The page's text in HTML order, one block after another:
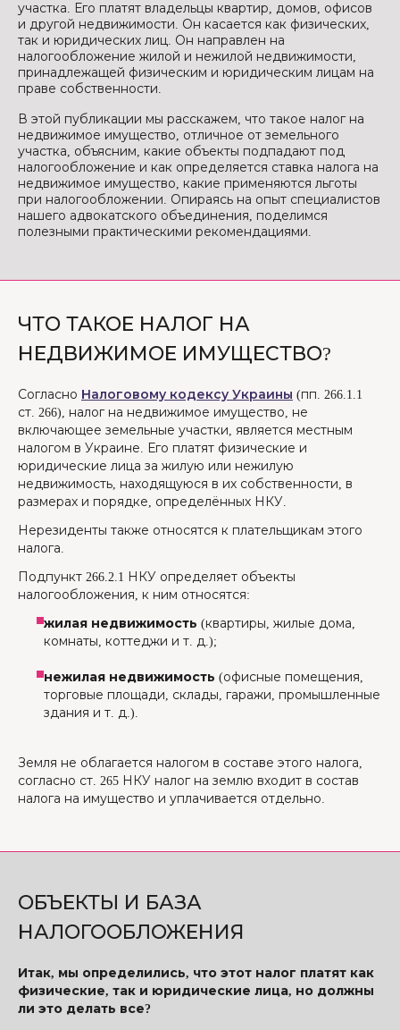
участка. Его платят владельцы квартир, домов, офисов
и другой недвижимости. Он касается как физических,
так и юридических лиц. Он направлен на
налогообложение жилой и нежилой недвижимости,
принадлежащей физическим и юридическим лицам на
праве собственности.
В этой публикации мы расскажем, что такое налог на
недвижимое имущество, отличное от земельного
участка, объясним, какие объекты подпадают под
налогообложение и как определяется ставка налога на
недвижимое имущество, какие применяются льготы
при налогообложении. Опираясь на опыт специалистов
нашего адвокатского объединения, поделимся
полезными практическими рекомендациями.
ЧТО ТАКОЕ НАЛОГ НА
НЕДВИЖИМОЕ ИМУЩЕСТВО?
Согласно Налоговому кодексу Украины (пп. 266.1.1
ст. 266), налог на недвижимое имущество, не
включающее земельные участки, является местным
налогом в Украине. Его платят физические и
юридические лица за жилую или нежилую
недвижимость, находящуюся в их собственности, в
размерах и порядке, определённых НКУ.
Нерезиденты также относятся к плательщикам этого
налога.
Подпункт 266.2.1 НКУ определяет объекты
налогообложения, к ним относятся:
жилая недвижимость (квартиры, жилые дома,
комнаты, коттеджи и т. д.);
нежилая недвижимость (офисные помещения,
торговые площади, склады, гаражи, промышленные
здания и т. д.).
Земля не облагается налогом в составе этого налога,
согласно ст. 265 НКУ налог на землю входит в состав
налога на имущество и уплачивается отдельно.
ОБЪЕКТЫ И БАЗА
НАЛОГООБЛОЖЕНИЯ
Итак, мы определились, что этот налог платят как
физические, так и юридические лица, но должны
ли это делать все?